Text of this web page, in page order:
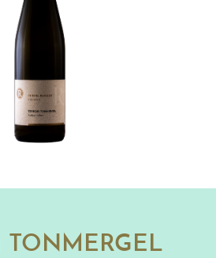
TONMERGEL